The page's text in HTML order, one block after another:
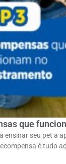
que
ensinar seu pet a
é tudo